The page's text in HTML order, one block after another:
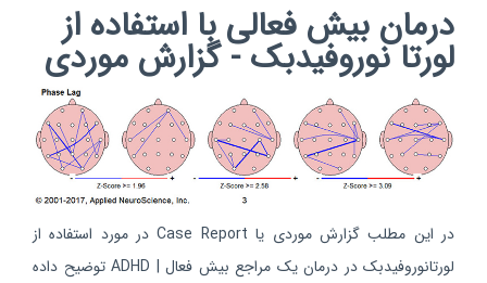
درمان بیش فعالی با استفاده از
لورتا نوروفیدبک - گزارش موردی
در این مطلب گزارش موردی یا Case Report در مورد استفاده از
لورتانوروفیدبک در درمان یک مراجع بیش فعال | ADHD توضیح داده